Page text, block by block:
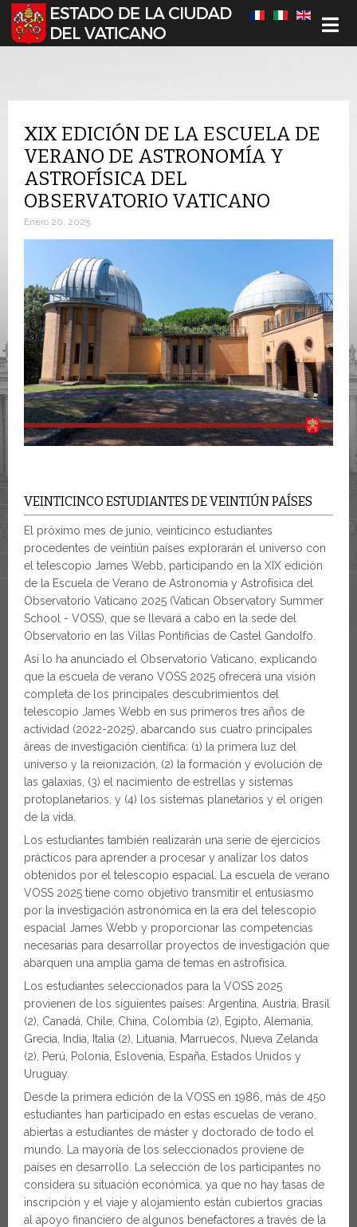
Seleccione su idioma
XIX EDICIÓN DE LA ESCUELA DE
VERANO DE ASTRONOMÍA Y
ASTROFÍSICA DEL
OBSERVATORIO VATICANO
Enero 20, 2025
VEINTICINCO ESTUDIANTES DE VEINTIÚN PAÍSES
El próximo mes de junio, veinticinco estudiantes
procedentes de veintiún países explorarán el universo con
el telescopio James Webb, participando en la XIX edición
de la Escuela de Verano de Astronomía y Astrofísica del
Observatorio Vaticano 2025 (Vatican Observatory Summer
School - VOSS), que se llevará a cabo en la sede del
Observatorio en las Villas Pontificias de Castel Gandolfo.
Así lo ha anunciado el Observatorio Vaticano, explicando
que la escuela de verano VOSS 2025 ofrecerá una visión
completa de los principales descubrimientos del
telescopio James Webb en sus primeros tres años de
actividad (2022-2025), abarcando sus cuatro principales
áreas de investigación científica: (1) la primera luz del
universo y la reionización, (2) la formación y evolución de
las galaxias, (3) el nacimiento de estrellas y sistemas
protoplanetarios, y (4) los sistemas planetarios y el origen
de la vida.
Los estudiantes también realizarán una serie de ejercicios
prácticos para aprender a procesar y analizar los datos
obtenidos por el telescopio espacial. La escuela de verano
VOSS 2025 tiene como objetivo transmitir el entusiasmo
por la investigación astronómica en la era del telescopio
espacial James Webb y proporcionar las competencias
necesarias para desarrollar proyectos de investigación que
abarquen una amplia gama de temas en astrofísica.
Los estudiantes seleccionados para la VOSS 2025
provienen de los siguientes países: Argentina, Austria, Brasil
(2), Canadá, Chile, China, Colombia (2), Egipto, Alemania,
Grecia, India, Italia (2), Lituania, Marruecos, Nueva Zelanda
(2), Perú, Polonia, Eslovenia, España, Estados Unidos y
Uruguay.
Desde la primera edición de la VOSS en 1986, más de 450
estudiantes han participado en estas escuelas de verano,
abiertas a estudiantes de máster y doctorado de todo el
mundo. La mayoría de los seleccionados proviene de
países en desarrollo. La selección de los participantes no
considera su situación económica, ya que no hay tasas de
inscripción y el viaje y alojamiento están cubiertos gracias
al apoyo financiero de algunos benefactores a través de la